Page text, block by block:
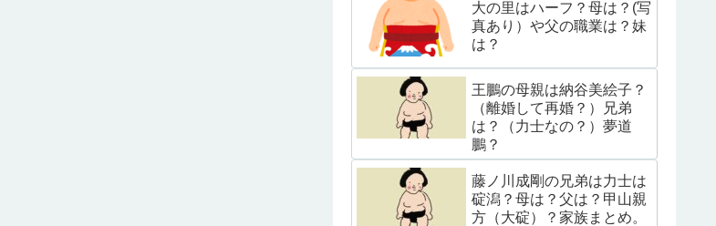
大の里はハーフ？母は？(写
真あり）や父の職業は？妹
は？
王鵬の母親は納谷美絵子？
（離婚して再婚？）兄弟
は？（力士なの？）夢道
鵬？
藤ノ川成剛の兄弟は力士は
碇潟？母は？父は？甲山親
方（大碇）？家族まとめ。